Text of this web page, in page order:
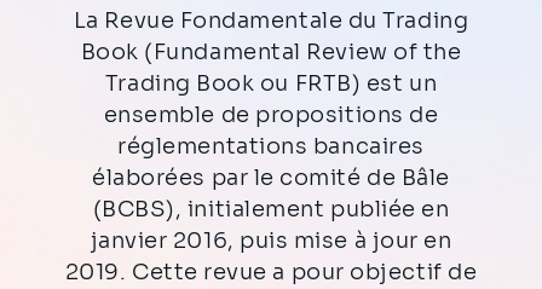
La Revue Fondamentale du Trading
Book (Fundamental Review of the
Trading Book ou FRTB) est un
ensemble de propositions de
réglementations bancaires
élaborées par le comité de Bâle
(BCBS), initialement publiée en
janvier 2016, puis mise à jour en
2019. Cette revue a pour objectif de